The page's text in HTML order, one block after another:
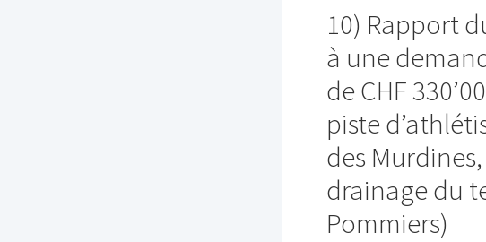
10) Rapport
à une
de CHF
piste
des
drainage du
Pommiers)